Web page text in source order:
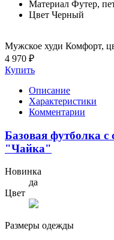
Материал Футер,
Цвет Черный
Мужское худи Комфорт,
4 970 ₽
Купить
Описание
Характеристики
Комментарии
Базовая футболка
"Чайка"
Новинка
да
Цвет
Размеры одежды